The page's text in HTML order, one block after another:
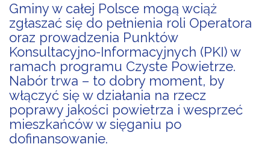
Gminy w całej Polsce mogą wciąż
zgłaszać się do pełnienia roli Operatora
oraz prowadzenia Punktów
Konsultacyjno-Informacyjnych (PKI) w
ramach programu Czyste Powietrze.
Nabór trwa – to dobry moment, by
włączyć się w działania na rzecz
poprawy jakości powietrza i wesprzeć
mieszkańców w sięganiu po
dofinansowanie.